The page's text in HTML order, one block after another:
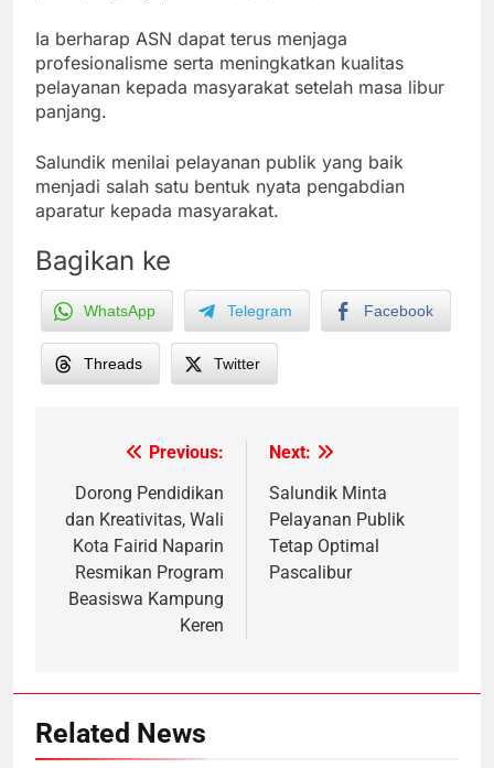
Ia berharap ASN dapat terus menjaga
profesionalisme serta meningkatkan kualitas
pelayanan kepada masyarakat setelah masa libur
panjang.
Salundik menilai pelayanan publik yang baik
menjadi salah satu bentuk nyata pengabdian
aparatur kepada masyarakat.
Bagikan ke
WhatsApp Telegram Facebook
Threads Twitter
navigation
Previous:
Dorong Pendidikan
dan Kreativitas, Wali
Kota Fairid Naparin
Resmikan Program
Beasiswa Kampung
Keren
Next:
Salundik Minta
Pelayanan Publik
Tetap Optimal
Pascalibur
Related News